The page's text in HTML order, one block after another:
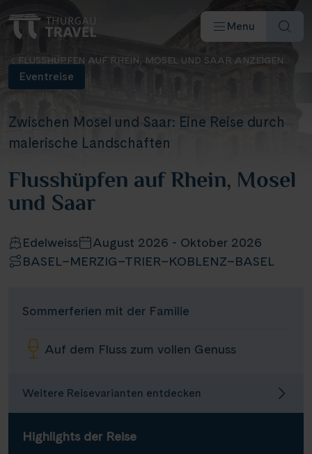
Menu
Reiseziele & Flüsse
Schiffe
Reisearten
Reisekalender
FLUSSHÜPFEN AUF RHEIN, MOSEL UND SAAR ANZEIGEN
Eventreise
Zwischen Mosel und Saar: Eine Reise durch
malerische Landschaften
Flusshüpfen auf Rhein, Mosel
und Saar
Edelweiss
August 2026 - Oktober 2026
BASEL–MERZIG–TRIER–KOBLENZ–BASEL
Sommerferien mit der Familie
Auf dem Fluss zum vollen Genuss
Weitere Reisevarianten entdecken
Highlights der Reise